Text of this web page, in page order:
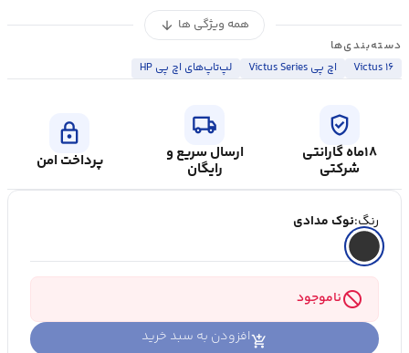
همه ویژگی ها arrow_downward
دسته‌بندی‌ها
Victus ۱۶
اچ پی Victus Series لپ‌تاپ‌های اچ پی HP
verified_user
۱۸ماه گارانتی
شرکتی
local_shipping
ارسال سریع و
رایگان
lock
پرداخت امن
رنگ:نوک مدادی
blockناموجود
افزودن به سبد خرید